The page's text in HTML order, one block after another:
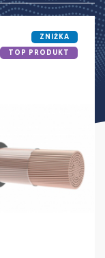
ZNIŻKA
TOP PRODUKT